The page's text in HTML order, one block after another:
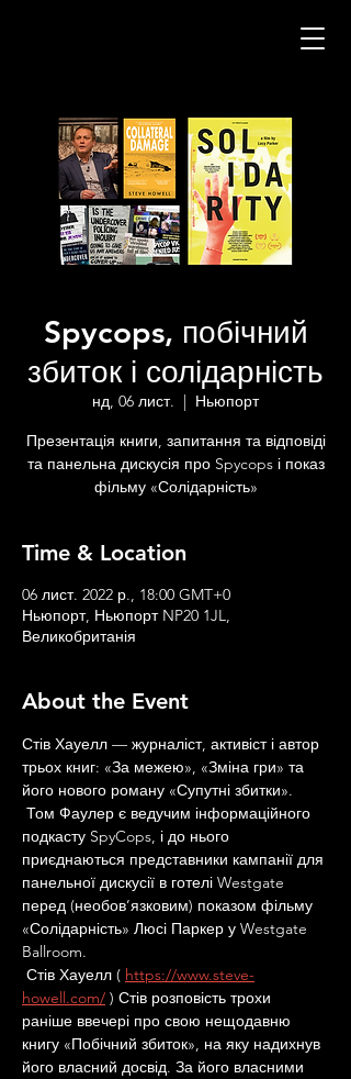
Spycops, побічний
збиток і солідарність
нд, 06 лист.
  |
Ньюпорт
Презентація книги, запитання та відповіді
та панельна дискусія про Spycops і показ
фільму «Солідарність»
Time & Location
06 лист. 2022 р., 18:00 GMT+0
Ньюпорт, Ньюпорт NP20 1JL,
Великобританія
About the Event
Стів Хауелл — журналіст, активіст і автор
трьох книг: «За межею», «Зміна гри» та
його нового роману «Супутні збитки».
подкасту SpyCops, і до нього
приєднаються представники кампанії для
панельної дискусії в готелі Westgate
перед (необов’язковим) показом фільму
«Солідарність» Люсі Паркер у Westgate
Ballroom.
Стів Хауелл ( https://www.steve-
howell.com/ ) Стів розповість трохи
раніше ввечері про свою нещодавню
книгу «Побічний збиток», на яку надихнув
його власний досвід. За його власними